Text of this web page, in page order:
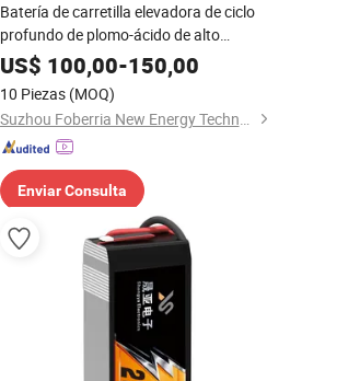
Batería de carretilla elevadora de ciclo
profundo de plomo-ácido de alto
rendimiento y larga duración
US$ 100,00-150,00
10 Piezas (MOQ)
Suzhou Foberria New Energy Technology Co., Ltd.
Enviar Consulta